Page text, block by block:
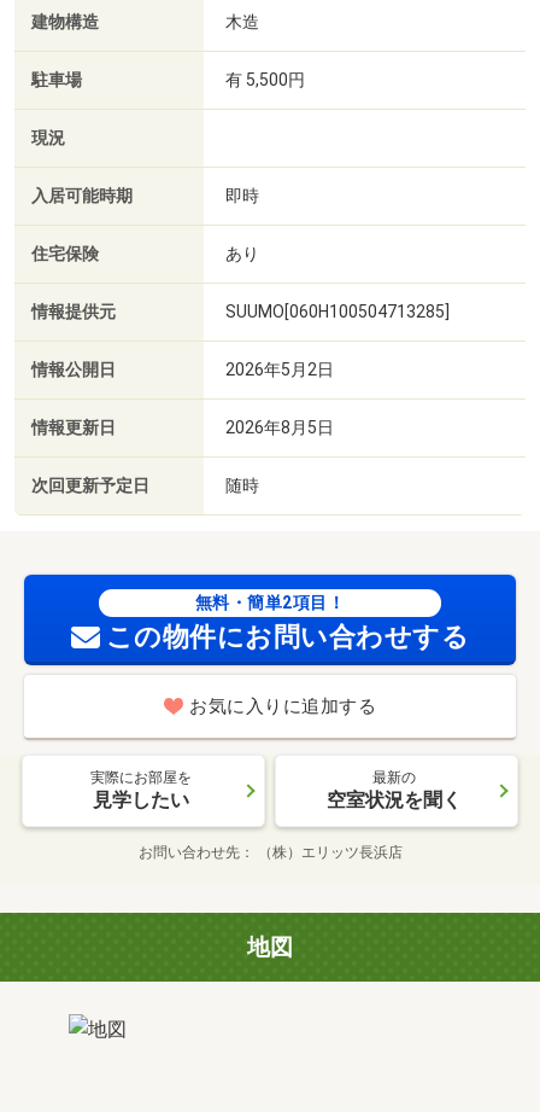
建物構造 木造
駐車場 有 5,500円
現況
入居可能時期 即時
住宅保険 あり
情報提供元 SUUMO[060H100504713285]
情報公開日 2026年5月2日
情報更新日 2026年8月5日
次回更新予定日 随時
無料・簡単2項目！
この物件にお問い合わせする
お気に入りに追加する
実際にお部屋を
見学したい
最新の
空室状況を聞く
お問い合わせ先 （株）エリッツ長浜店
地図